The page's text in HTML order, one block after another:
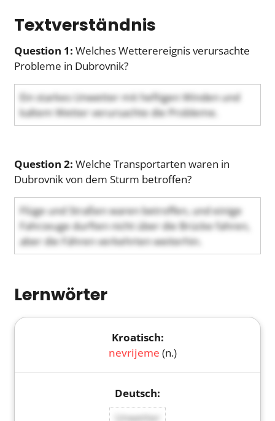
Textverständnis
Question 1: Welches Wetterereignis verursachte
Probleme in Dubrovnik?
Ein starkes Unwetter mit heftigen Winden und
kaltem Wetter verursachte die Probleme.
Question 2: Welche Transportarten waren in
Dubrovnik von dem Sturm betroffen?
Flüge und Straßen waren betroffen, und einige
Fahrzeuge durften nicht über die Brücke fahren,
aber die Fähren verkehrten weiterhin.
Lernwörter
nevrijeme (n.)
Unwetter